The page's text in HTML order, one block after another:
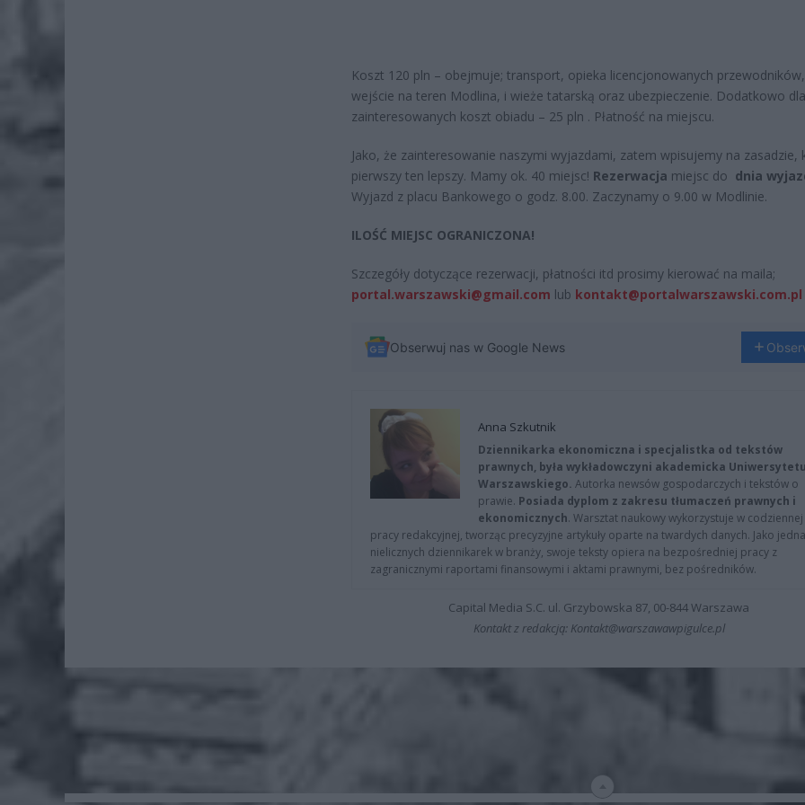
Koszt 120 pln – obejmuje; transport, opieka licencjonowanych przewodników,
wejście na teren Modlina, i wieże tatarską oraz ubezpieczenie. Dodatkowo dla
zainteresowanych koszt obiadu – 25 pln . Płatność na miejscu.
Jako, że zainteresowanie naszymi wyjazdami, zatem wpisujemy na zasadzie,
pierwszy ten lepszy. Mamy ok. 40 miejsc! Rezerwacja miejsc do dnia
Wyjazd z placu Bankowego o godz. 8.00. Zaczynamy o 9.00 w Modlinie.
ILOŚĆ MIEJSC OGRANICZONA!
Szczegóły dotyczące rezerwacji, płatności itd prosimy kierować na maila;
portal.warszawski@gmail.com lub kontakt@portalwarszawski.com.pl
Obserwuj nas w Google News
Anna Szkutnik
Dziennikarka ekonomiczna i specjalistka od tekstów
prawnych, była wykładowczyni akademicka
Warszawskiego. Autorka newsów gospodarczych i tekstów o
prawie. Posiada dyplom z zakresu tłumaczeń prawnych i
ekonomicznych. Warsztat naukowy wykorzystuje w codziennej
pracy redakcyjnej, tworząc precyzyjne artykuły oparte na twardych danych. Jako
nielicznych dziennikarek w branży, swoje teksty opiera na bezpośredniej pracy z
zagranicznymi raportami finansowymi i aktami prawnymi, bez pośredników.
Capital Media S.C. ul. Grzybowska 87, 00-844 Warszawa
Kontakt z redakcją: Kontakt@warszawawpigulce.pl